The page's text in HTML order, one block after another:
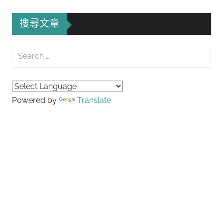
導
覽
搜尋文章
Search
Powered by Translate